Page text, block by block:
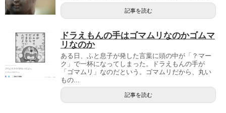
記事を読む
ドラえもんの手はゴマムリなのかゴムマ
リなのか
ある日、ふと息子が発した言葉に頭の中が「？マー
ク」で一杯になってしまった。ドラえもんの手が
「ゴマムリ」なのだという。ゴマムリだから、丸い
もの...
記事を読む